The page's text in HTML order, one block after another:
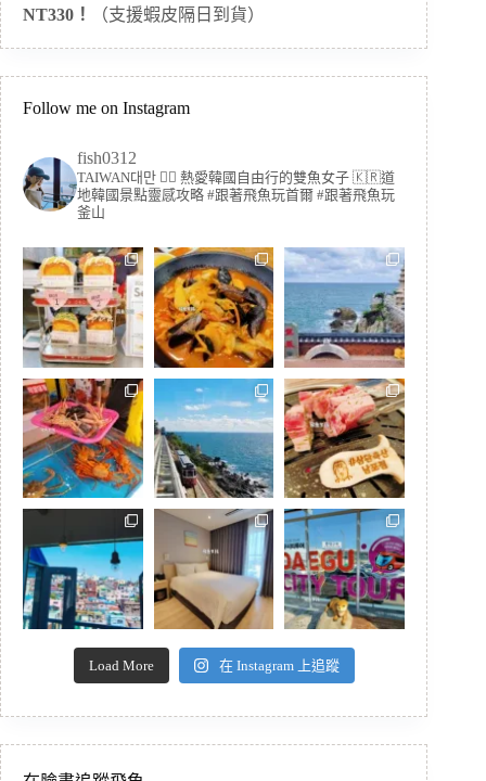
NT330！
（支援蝦皮隔日到貨）
Follow me on Instagram
fish0312
TAIWAN대만 🏳️‍🌈 熱愛韓國自由行的雙魚女子 🇰🇷道
地韓國景點靈感攻略 #跟著飛魚玩首爾 #跟著飛魚玩
釜山
Load More 在 Instagram 上追蹤